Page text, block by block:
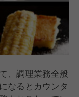
、調理業務全般
なるとカウンタ